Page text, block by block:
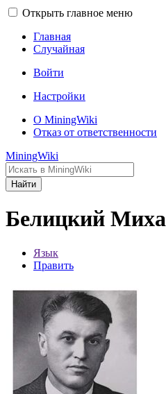
Открыть главное меню
Главная
Случайная
Войти
Настройки
О MiningWiki
Отказ от ответственности
MiningWiki
Найти
Белицкий
Язык
Править